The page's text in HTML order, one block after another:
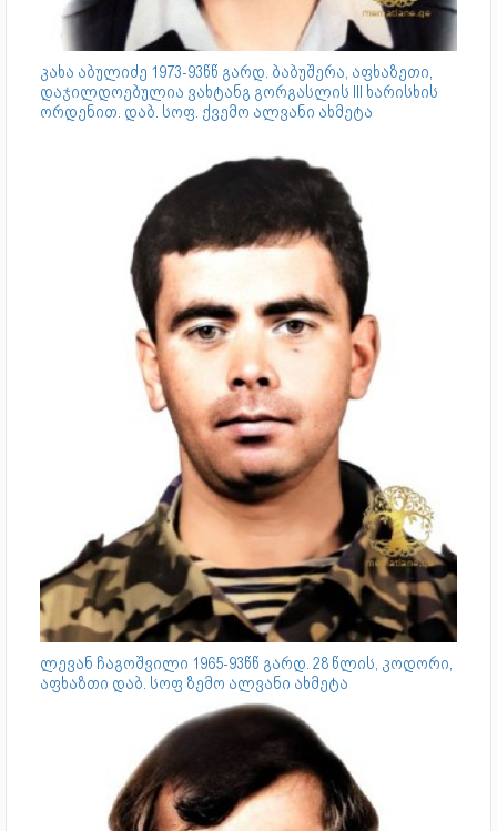
კახა აბულიძე 1973-93წწ გარდ. ბაბუშერა, აფხაზეთი,
დაჯილდოებულია ვახტანგ გორგასლის III ხარისხის
ორდენით. დაბ. სოფ. ქვემო ალვანი ახმეტა
ლევან ჩაგოშვილი 1965-93წწ გარდ. 28 წლის, კოდორი,
აფხაზთი დაბ. სოფ ზემო ალვანი ახმეტა